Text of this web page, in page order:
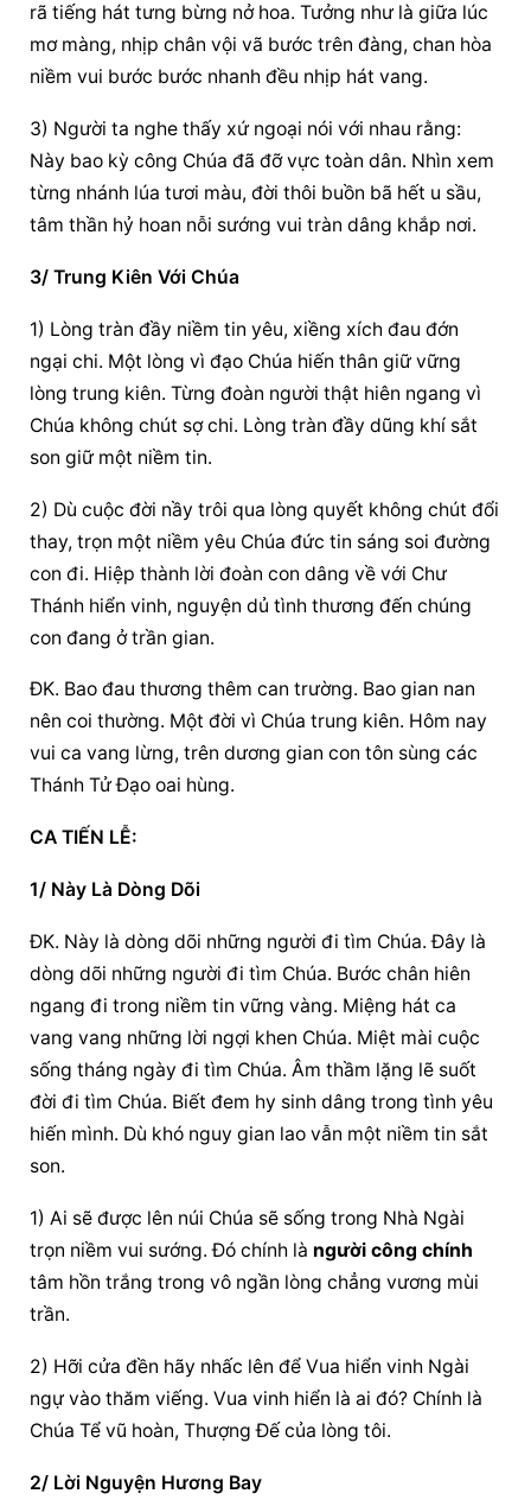
rã tiếng hát tưng bừng nở hoa. Tưởng như là giữa lúc
mơ màng, nhịp chân vội vã bước trên đàng, chan hòa
niềm vui bước bước nhanh đều nhịp hát vang.
3) Người ta nghe thấy xứ ngoại nói với nhau rằng:
Này bao kỳ công Chúa đã đỡ vực toàn dân. Nhìn xem
từng nhánh lúa tươi màu, đời thôi buồn bã hết u sầu,
tâm thần hỷ hoan nỗi sướng vui tràn dâng khắp nơi.
3/ Trung Kiên Với Chúa
1) Lòng tràn đầy niềm tin yêu, xiềng xích đau đớn
ngại chi. Một lòng vì đạo Chúa hiến thân giữ vững
lòng trung kiên. Từng đoàn người thật hiên ngang vì
Chúa không chút sợ chi. Lòng tràn đầy dũng khí sắt
son giữ một niềm tin.
2) Dù cuộc đời nầy trôi qua lòng quyết không chút đổi
thay, trọn một niềm yêu Chúa đức tin sáng soi đường
con đi. Hiệp thành lời đoàn con dâng về với Chư
Thánh hiển vinh, nguyện dủ tình thương đến chúng
con đang ở trần gian.
ĐK. Bao đau thương thêm can trường. Bao gian nan
nên coi thường. Một đời vì Chúa trung kiên. Hôm nay
vui ca vang lừng, trên dương gian con tôn sùng các
Thánh Tử Đạo oai hùng.
CA TIẾN LỄ:
1/ Này Là Dòng Dõi
ĐK. Này là dòng dõi những người đi tìm Chúa. Đây là
dòng dõi những người đi tìm Chúa. Bước chân hiên
ngang đi trong niềm tin vững vàng. Miệng hát ca
vang vang những lời ngợi khen Chúa. Miệt mài cuộc
sống tháng ngày đi tìm Chúa. Âm thầm lặng lẽ suốt
đời đi tìm Chúa. Biết đem hy sinh dâng trong tình yêu
hiến mình. Dù khó nguy gian lao vẫn một niềm tin sắt
son.
1) Ai sẽ được lên núi Chúa sẽ sống trong Nhà Ngài
trọn niềm vui sướng. Đó chính là người công chính
tâm hồn trắng trong vô ngần lòng chẳng vương mùi
trần.
2) Hỡi cửa đền hãy nhấc lên để Vua hiển vinh Ngài
ngự vào thăm viếng. Vua vinh hiển là ai đó? Chính là
Chúa Tể vũ hoàn, Thượng Đế của lòng tôi.
2/ Lời Nguyện Hương Bay